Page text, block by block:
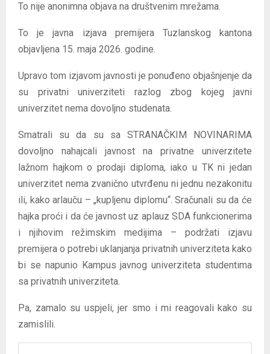
To nije anonimna objava na društvenim mrežama.
To je javna izjava premijera Tuzlanskog kantona
objavljena 15. maja 2026. godine.
Upravo tom izjavom javnosti je ponuđeno objašnjenje da
su privatni univerziteti razlog zbog kojeg javni
univerzitet nema dovoljno studenata.
Smatrali su da su sa STRANAČKIM NOVINARIMA
dovoljno nahajcali javnost na privatne univerzitete
lažnom hajkom o prodaji diploma, iako u TK ni jedan
univerzitet nema zvanično utvrđenu ni jednu nezakonitu
ili, kako arlauču – „kupljenu diplomu“. Sračunali su da će
hajka proći i da će javnost uz aplauz SDA funkcionerima
i njihovim režimskim medijima – podržati izjavu
premijera o potrebi uklanjanja privatnih univerziteta kako
bi se napunio Kampus javnog univerziteta studentima
sa privatnih univerziteta.
Pa, zamalo su uspjeli, jer smo i mi reagovali kako su
zamislili.